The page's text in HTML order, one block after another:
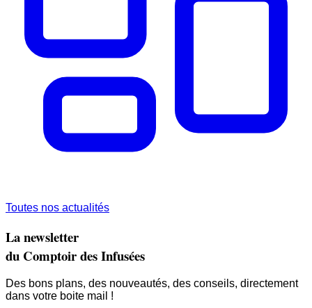
Toutes nos actualités
La newsletter
du Comptoir des Infusées
Des bons plans, des nouveautés, des conseils, directement
dans votre boite mail !